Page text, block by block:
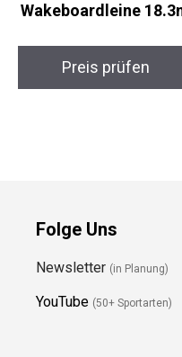
Wakeboardleine
Preis prüfen
Folge Uns
Newsletter (in Planung)
YouTube (50+ Sportarten)